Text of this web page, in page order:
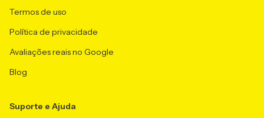
Termos de uso
Política de privacidade
Avaliações reais no Google
Blog
Suporte e Ajuda